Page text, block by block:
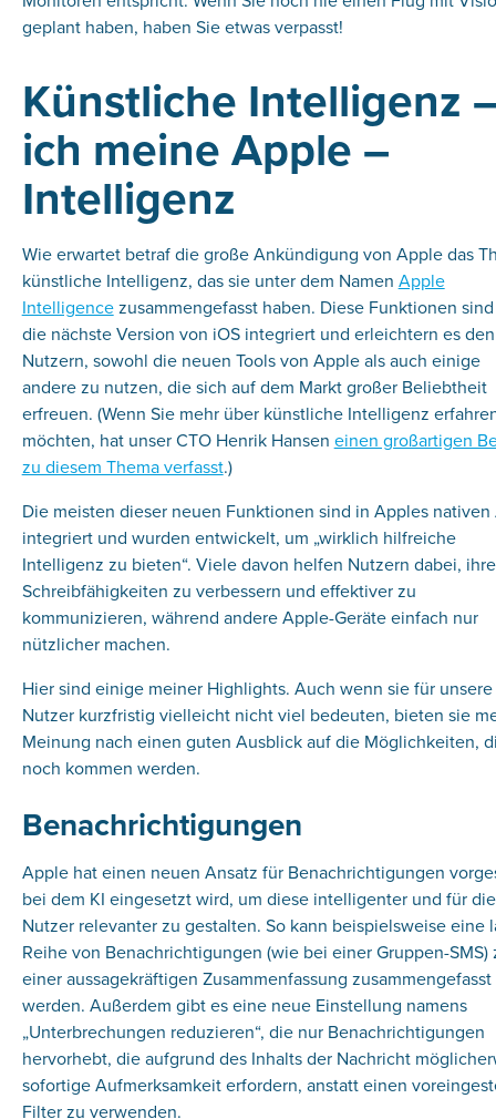
geplant haben, haben Sie etwas verpasst!
Künstliche Intelligenz
ich meine Apple –
Intelligenz
Wie erwartet betraf die große Ankündigung von Apple das
künstliche Intelligenz, das sie unter dem Namen Apple
Intelligencezusammengefasst haben. Diese Funktionen
die nächste Version von iOS integriert und erleichtern es den
Nutzern, sowohl die neuen Tools von Apple als auch einige
andere zu nutzen, die sich auf dem Markt großer Beliebtheit
erfreuen. (Wenn Sie mehr über künstliche Intelligenz
möchten, hat unser CTO Henrik Hansen einen großartigen
zu diesem Thema verfasst.)
Die meisten dieser neuen Funktionen sind in Apples nativen
integriert und wurden entwickelt, um „wirklich hilfreiche
Intelligenz zu bieten“. Viele davon helfen Nutzern dabei, ihre
Schreibfähigkeiten zu verbessern und effektiver zu
kommunizieren, während andere Apple-Geräte einfach nur
nützlicher machen.
Hier sind einige meiner Highlights. Auch wenn sie für unsere
Nutzer kurzfristig vielleicht nicht viel bedeuten, bieten sie
Meinung nach einen guten Ausblick auf die Möglichkeiten,
noch kommen werden.
Benachrichtigungen
Apple hat einen neuen Ansatz für Benachrichtigungen
bei dem KI eingesetzt wird, um diese intelligenter und für die
Nutzer relevanter zu gestalten. So kann beispielsweise eine
Reihe von Benachrichtigungen (wie bei einer Gruppen-SMS)
einer aussagekräftigen Zusammenfassung zusammengefasst
werden. Außerdem gibt es eine neue Einstellung namens
„Unterbrechungen reduzieren“, die nur Benachrichtigungen
hervorhebt, die aufgrund des Inhalts der Nachricht
sofortige Aufmerksamkeit erfordern, anstatt einen
Filter zu verwenden.